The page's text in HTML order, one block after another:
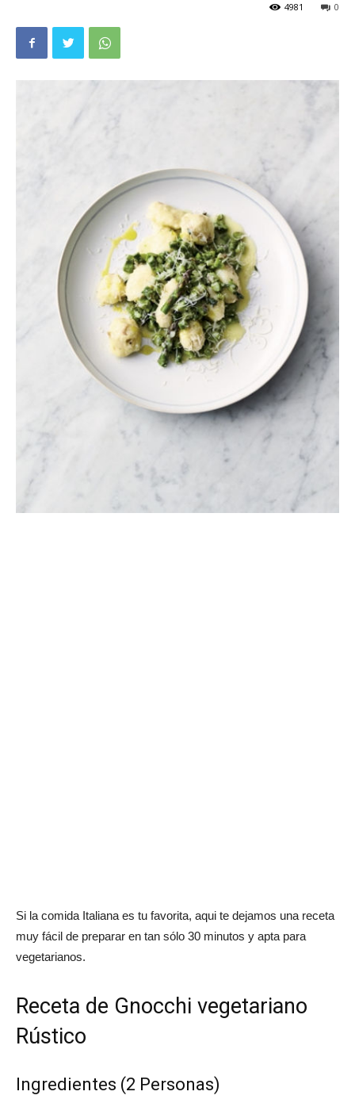
0
4981
Si la comida Italiana es tu favorita, aqui te dejamos una receta
muy fácil de preparar en tan sólo 30 minutos y apta para
vegetarianos.
Receta de Gnocchi vegetariano
Rústico
Ingredientes (2 Personas)